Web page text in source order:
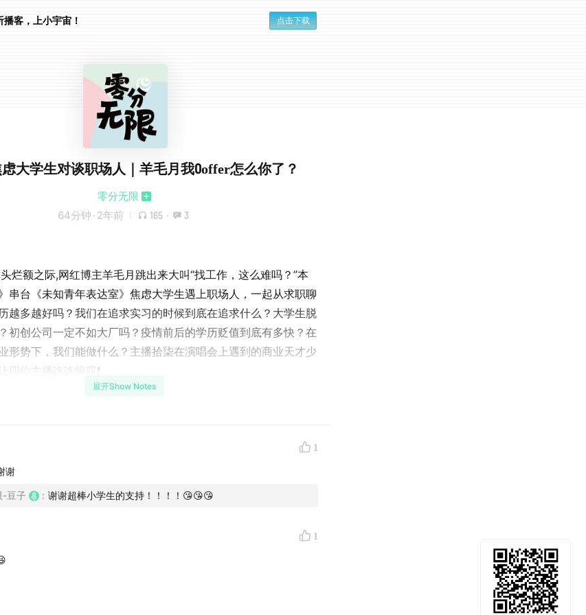
播客，上小宇宙！ 点击下载
虑大学生对谈职场人｜羊毛月我0offer怎么你了？
零分无限
64分钟 · 2年前 165 · 3
烂额之际,网红博主羊毛月跳出来大叫“找工作，这么难吗？”本
串台《未知青年表达室》焦虑大学生遇上职场人，一起从求职聊
越多越好吗？我们在追求实习的时候到底在追求什么？大学生脱
初创公司一定不如大厂吗？疫情前后的学历贬值到底有多快？在
形势下，我们能做什么？主播拾柒在演唱会上遇到的商业天才少
四位主播连连惊叹❗️
达室》行云
室》远鹤
】
展开Show Notes
1
谢
-豆子 : 谢谢超棒小学生的支持！！！！😘😘😘
1